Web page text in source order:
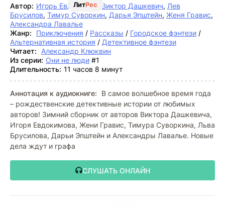
ЛитРес
Автор: Игорь Евдокимов Виктор Дашкевич, Лев
Брусилов, Тимур Суворкин, Дарья Эпштейн, Женя Гравис,
Александра Лавалье
Жанр:
Приключения / Рассказы / Городское фэнтези /
Альтернативная история / Детективное фэнтези
Читает:
Александр Клюквин
Из серии: Они не люди #1
Длительность: 11 часов 8 минут
Аннотация к аудиокниге:
В самое волшебное время года
– рождественские детективные истории от любимых
авторов! Зимний сборник от авторов Виктора Дашкевича,
Игоря Евдокимова, Жени Гравис, Тимура Суворкина, Льва
Брусилова, Дарьи Эпштейн и Александры Лавалье. Новые
дела ждут и графа
СЛУШАТЬ ОНЛАЙН